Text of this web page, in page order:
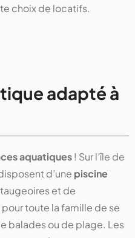
choix de locatifs.
adapté à
aquatiques! Sur l’île de
d’une piscine
et de
toute la famille de se
balades ou de plage. Les